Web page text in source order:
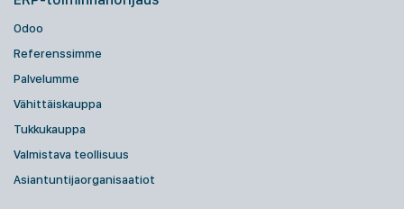
Odoo
Referenssimme
Palvelumme
Vähittäiskauppa
Tukkukauppa
Valmistava teollisuus
Asiantuntijaorganisaatiot